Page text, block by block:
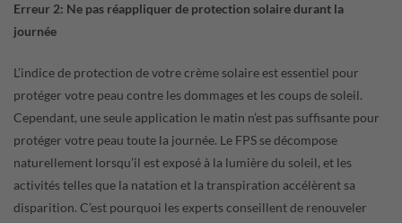
Erreur 2: Ne pas réappliquer de protection solaire durant la
journée
L’indice de protection de votre crème solaire est essentiel pour
protéger votre peau contre les dommages et les coups de soleil.
Cependant, une seule application le matin n’est pas suffisante pour
protéger votre peau toute la journée. Le FPS se décompose
naturellement lorsqu’il est exposé à la lumière du soleil, et les
activités telles que la natation et la transpiration accélèrent sa
disparition. C’est pourquoi les experts conseillent de renouveler